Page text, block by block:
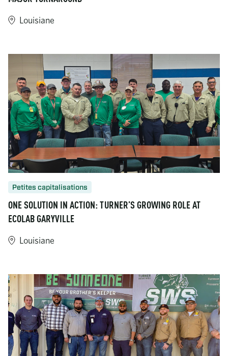
Louisiane
Petites capitalisations
ONE SOLUTION IN ACTION: TURNER’S GROWING ROLE AT
ECOLAB GARYVILLE
Louisiane